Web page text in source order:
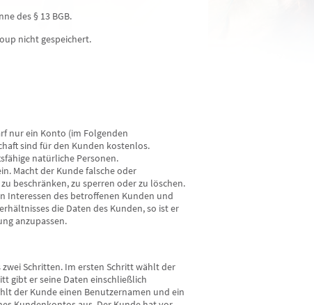
Stella-Maria
PIN: 131
Bewertungen: 2
- sehr spannend!
bei Liebesproblemen u. bei
Sorgen. Lebenskrise? Wann
verschiedenen Kartendecks,
Spezialgebiet Liebe/Partnerschaft
sowie Seelsorge und
des § 13 BGB.
nicht gespeichert.
nur ein Konto (im Folgenden
sind für den Kunden kostenlos.
natürliche Personen.
Macht der Kunde falsche oder
beschränken, zu sperren oder zu löschen.
Interessen des betroffenen Kunden und
die Daten des Kunden, so ist er
anzupassen.
Schritten. Im ersten Schritt wählt der
gibt er seine Daten einschließlich
der Kunde einen Benutzernamen und ein